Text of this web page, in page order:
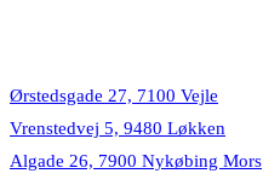
Ørstedsgade 27, 7100 Vejle
Vrenstedvej 5, 9480 Løkken
Algade 26, 7900 Nykøbing Mors